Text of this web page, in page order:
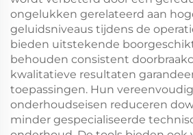
ongelukken gerelateerd aan
geluidsniveaus tijdens de
bieden uitstekende
behouden consistent
kwalitatieve resultaten
toepassingen. Hun
onderhoudseisen reduceren
minder gespecialiseerde